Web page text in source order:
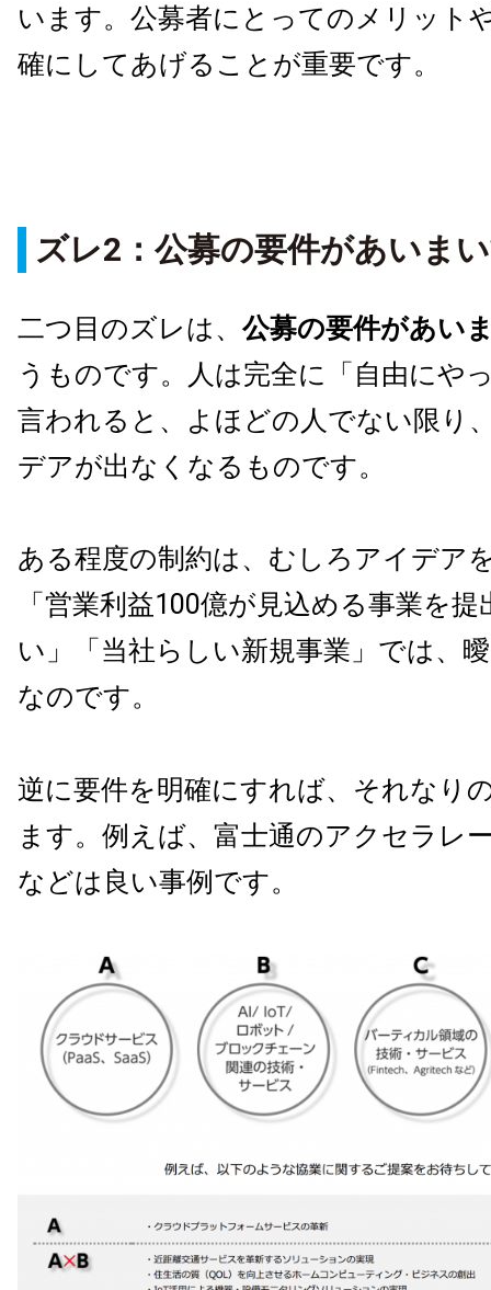
います。公募者にとってのメリット
確にしてあげることが重要です。
ズレ2 ：公募の要件があいま
二つ目のズレは、 公募の要件があい
うものです。人は完全に「自由にや
言われると、よほどの人でない限り
デアが出なくなるものです。
ある程度の制約は、むしろアイデア
「営業利益100億が見込める事業を提
い」「当社らしい新規事業」では、
なのです。
逆に要件を明確にすれば、それなり
ます。例えば、富士通のアクセラレ
などは良い事例です。